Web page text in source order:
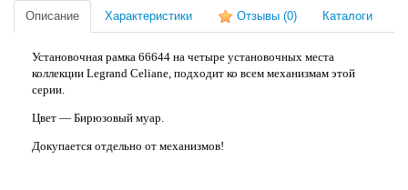
Описание Характеристики Отзывы (0) Каталоги
Установочная рамка 66644 на четыре установочных места
коллекции Legrand Celiane, подходит ко всем механизмам этой
серии.
Цвет — Бирюзовый муар.
Докупается отдельно от механизмов!